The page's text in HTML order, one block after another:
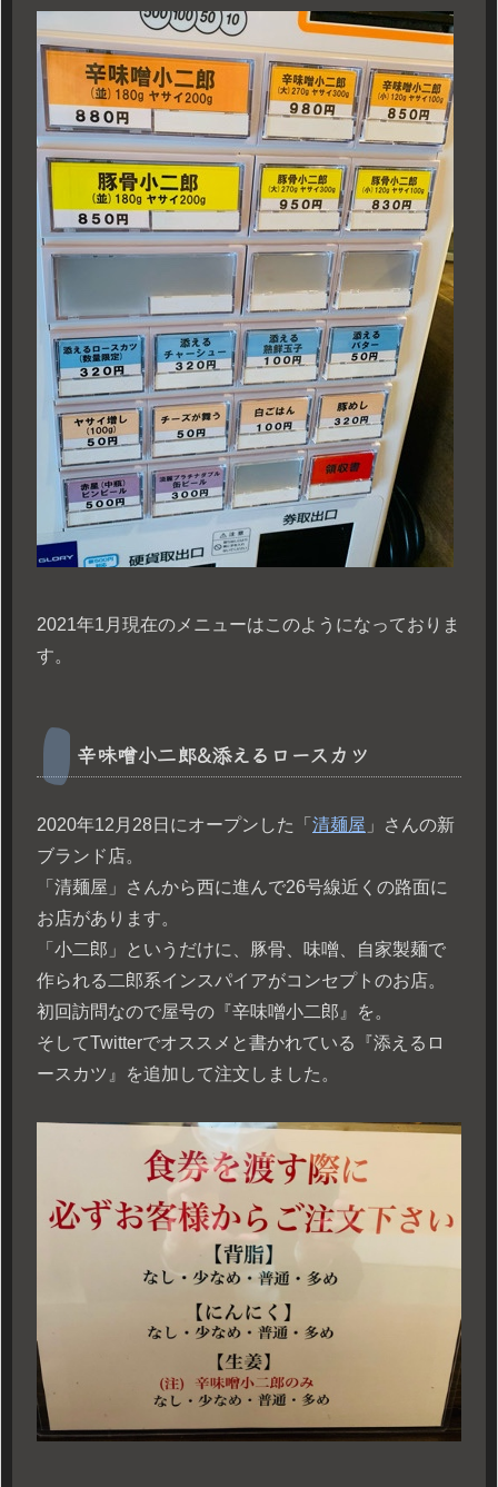
2021年1月現在のメニューはこのようになっておりま
す。
辛味噌小二郎&添えるロースカツ
2020年12月28日にオープンした「 清麺屋 」さんの新
ブランド店。
「清麺屋」さんから西に進んで26号線近くの路面に
お店があります。
「小二郎」というだけに、豚骨、味噌、自家製麺で
作られる二郎系インスパイアがコンセプトのお店。
初回訪問なので屋号の『辛味噌小二郎』を。
そしてTwitterでオススメと書かれている『添えるロ
ースカツ』を追加して注文しました。